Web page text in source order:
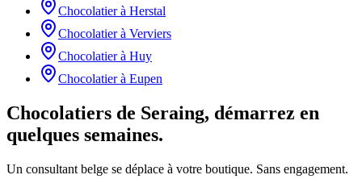
Chocolatierà Herstal
Chocolatierà Verviers
Chocolatierà Huy
Chocolatierà Eupen
Chocolatiers de Seraing, démarrez en
quelques semaines.
Un consultant belge se déplace à votre boutique. Sans engagement.